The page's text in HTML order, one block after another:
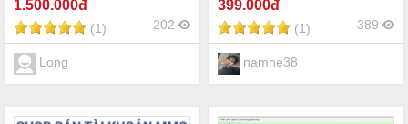
1.500.000đ
(1) 202
Long
399.000đ
(1) 389
namne38